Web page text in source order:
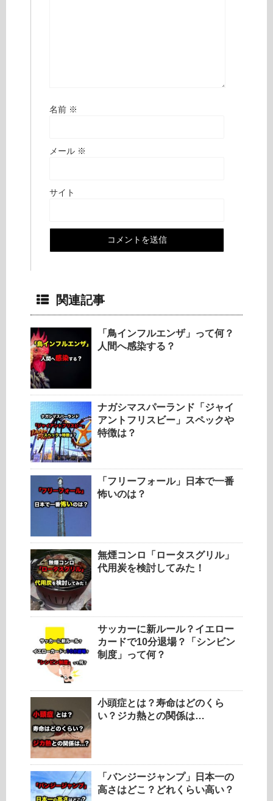
名前 ※
メール ※
サイト
関連記事
「鳥インフルエンザ」って何？
人間へ感染する？
ナガシマスパーランド「ジャイ
アントフリスビー」スペックや
特徴は？
「フリーフォール」日本で一番
怖いのは？
無煙コンロ「ロータスグリル」
代用炭を検討してみた！
サッカーに新ルール？イエロー
カードで10分退場？「シンビン
制度」って何？
小頭症とは？寿命はどのくら
い？ジカ熱との関係は…
「バンジージャンプ」日本一の
高さはどこ？どれくらい高い？